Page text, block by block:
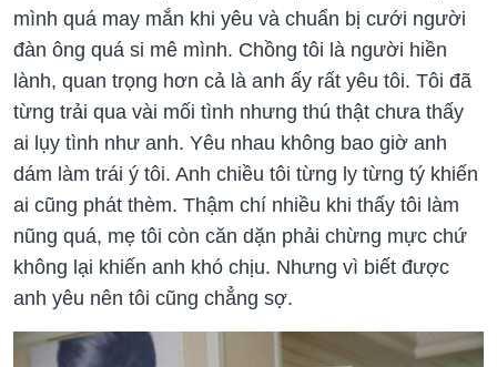
mình quá may mắn khi yêu và chuẩn bị cưới người
đàn ông quá si mê mình. Chồng tôi là người hiền
lành, quan trọng hơn cả là anh ấy rất yêu tôi. Tôi đã
từng trải qua vài mối tình nhưng thú thật chưa thấy
ai lụy tình như anh. Yêu nhau không bao giờ anh
dám làm trái ý tôi. Anh chiều tôi từng ly từng tý khiến
ai cũng phát thèm. Thậm chí nhiều khi thấy tôi làm
nũng quá, mẹ tôi còn căn dặn phải chừng mực chứ
không lại khiến anh khó chịu. Nhưng vì biết được
anh yêu nên tôi cũng chẳng sợ.